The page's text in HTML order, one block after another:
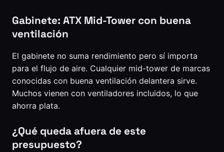
Gabinete: ATX Mid-Tower con buena
ventilación
El gabinete no suma rendimiento pero sí importa
para el flujo de aire. Cualquier mid-tower de marcas
conocidas con buena ventilación delantera sirve.
Muchos vienen con ventiladores incluidos, lo que
ahorra plata.
¿Qué queda afuera de este
presupuesto?